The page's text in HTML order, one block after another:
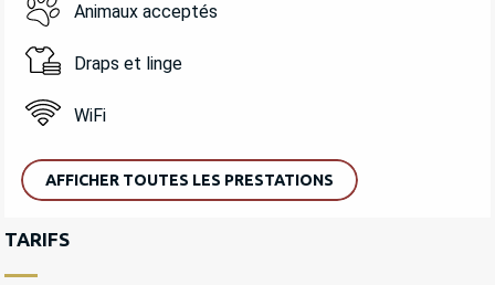
Animaux acceptés
Draps et linge
WiFi
AFFICHER TOUTES LES PRESTATIONS
TARIFS